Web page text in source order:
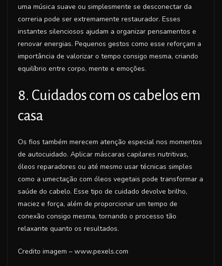
uma música suave ou simplesmente se desconectar da
correria pode ser extremamente restaurador. Esses
instantes silenciosos ajudam a organizar pensamentos e
renovar energias. Pequenos gestos como esse reforçam a
importância de valorizar o tempo consigo mesma, criando
equilíbrio entre corpo, mente e emoções.
8. Cuidados com os cabelos em
casa
Os fios também merecem atenção especial nos momentos
de autocuidado. Aplicar máscaras capilares nutritivas,
óleos reparadores ou até mesmo usar técnicas simples
como a umectação com óleos vegetais pode transformar a
saúde do cabelo. Esse tipo de cuidado devolve brilho,
maciez e força, além de proporcionar um tempo de
conexão consigo mesma, tornando o processo tão
relaxante quanto os resultados.
Credito imagem – www.pexels.com